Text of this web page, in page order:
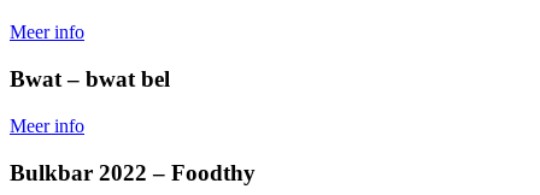
Meer info
Bwat – bwat bel
Meer info
Bulkbar 2022 – Foodthy